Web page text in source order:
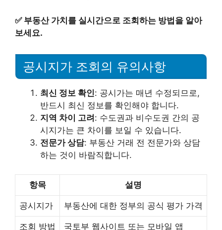
✅ 부동산 가치를 실시간으로 조회하는 방법을 알아
보세요.
공시지가 조회의 유의사항
최신 정보 확인: 공시가는 매년 수정되므로,
반드시 최신 정보를 확인해야 합니다.
지역 차이 고려 : 수도권과 비수도권 간의 공
시지가는 큰 차이를 보일 수 있습니다.
전문가 상담: 부동산 거래 전 전문가와 상담
하는 것이 바람직합니다.
항목 설명
공시지가 부동산에 대한 정부의 공식 평가 가격
조회 방법 국토부 웹사이트 또는 모바일 앱